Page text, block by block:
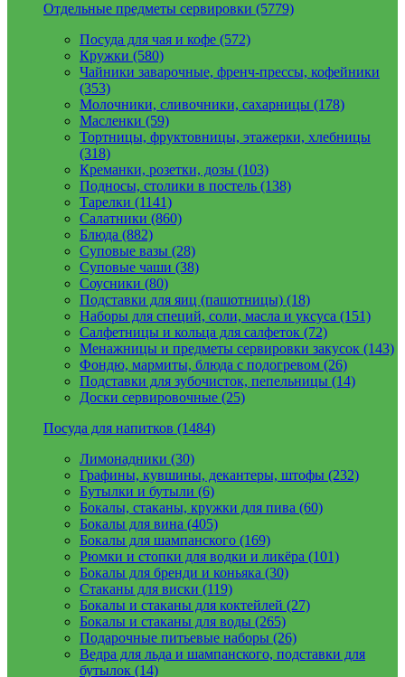
Отдельные предметы сервировки (5779)
Посуда для чая и кофе (572)
Кружки (580)
Чайники заварочные, френч-прессы, кофейники
(353)
Молочники, сливочники, сахарницы (178)
Масленки (59)
Тортницы, фруктовницы, этажерки, хлебницы
(318)
Креманки, розетки, дозы (103)
Подносы, столики в постель (138)
Тарелки (1141)
Салатники (860)
Блюда (882)
Суповые вазы (28)
Суповые чаши (38)
Соусники (80)
Подставки для яиц (пашотницы) (18)
Наборы для специй, соли, масла и уксуса (151)
Салфетницы и кольца для салфеток (72)
Менажницы и предметы сервировки закусок (143)
Фондю, мармиты, блюда с подогревом (26)
Подставки для зубочисток, пепельницы (14)
Доски сервировочные (25)
Посуда для напитков (1484)
Лимонадники (30)
Графины, кувшины, декантеры, штофы (232)
Бутылки и бутыли (6)
Бокалы, стаканы, кружки для пива (60)
Бокалы для вина (405)
Бокалы для шампанского (169)
Рюмки и стопки для водки и ликёра (101)
Бокалы для бренди и коньяка (30)
Стаканы для виски (119)
Бокалы и стаканы для коктейлей (27)
Бокалы и стаканы для воды (265)
Подарочные питьевые наборы (26)
Ведра для льда и шампанского, подставки для
бутылок (14)